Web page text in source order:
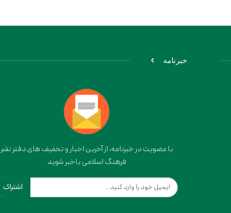
خبرنامه
با عضویت در خبرنامه، از آخرین اخبار و تخفیف های دفتر نشر
فرهنگ اسلامی باخبر شوید
اشتراک